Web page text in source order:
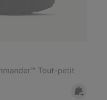
Tout-petit